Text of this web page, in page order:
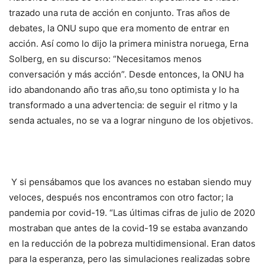
trazado una ruta de acción en conjunto. Tras años de
debates, la ONU supo que era momento de entrar en
acción. Así como lo dijo la primera ministra noruega, Erna
Solberg, en su discurso: “Necesitamos menos
conversación y más acción”. Desde entonces, la ONU ha
ido abandonando año tras año,su tono optimista y lo ha
transformado a una advertencia: de seguir el ritmo y la
senda actuales, no se va a lograr ninguno de los objetivos.
Y si pensábamos que los avances no estaban siendo muy
veloces, después nos encontramos con otro factor; la
pandemia por covid-19. “Las últimas cifras de julio de 2020
mostraban que antes de la covid-19 se estaba avanzando
en la reducción de la pobreza multidimensional. Eran datos
para la esperanza, pero las simulaciones realizadas sobre